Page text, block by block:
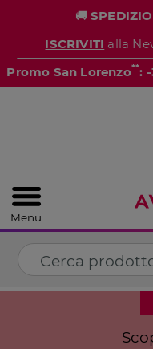
🚚
ISCRIVITI alla
Promo San Lorenzo**:
Menu